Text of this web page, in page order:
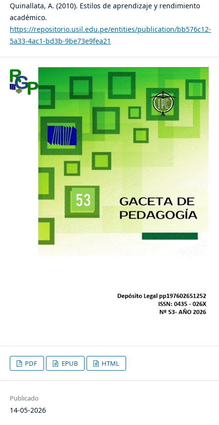
Quinallata, A. (2010). Estilos de aprendizaje y rendimiento
académico.
https://repositorio.usil.edu.pe/entities/publication/bb576c12-
5a33-4ac1-bd3b-9be73e9fea21
PDF EPUB HTML
Publicado
14-05-2026